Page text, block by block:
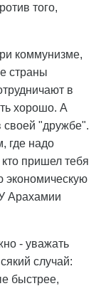
того,
коммунизме,
страны
в
хорошо. А
своей "дружбе".
где надо
пришел тебя
экономическую
Арахамии
- уважать
случай:
быстрее,